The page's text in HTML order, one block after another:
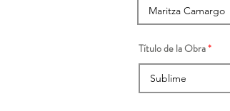
Título de la Obra